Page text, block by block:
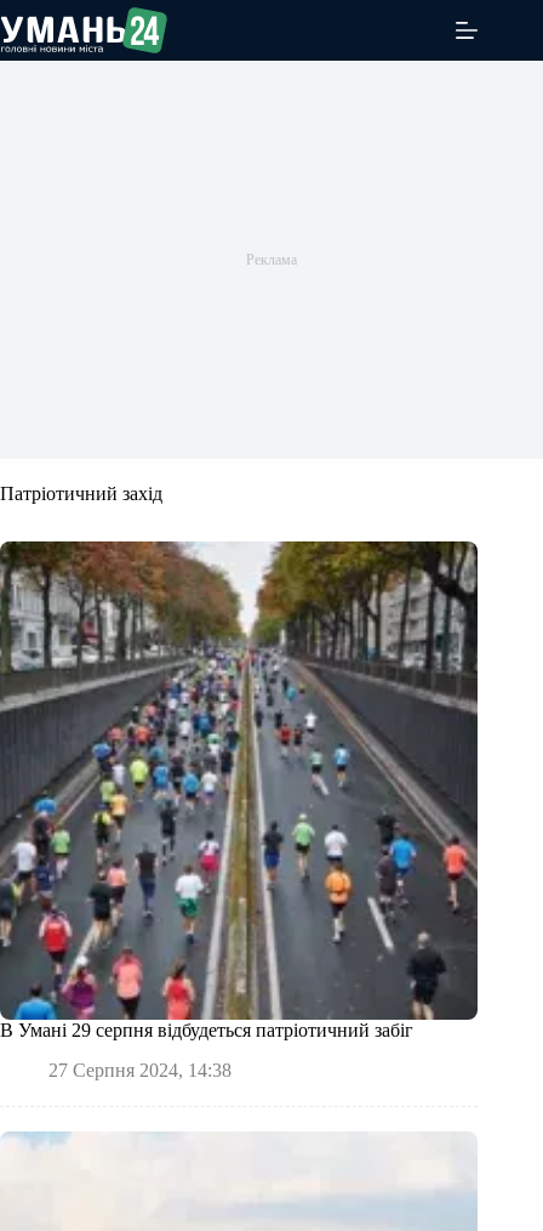
до
вмісту
Патріотичний захід
В Умані 29 серпня відбудеться патріотичний забіг
27 Серпня 2024, 14:38